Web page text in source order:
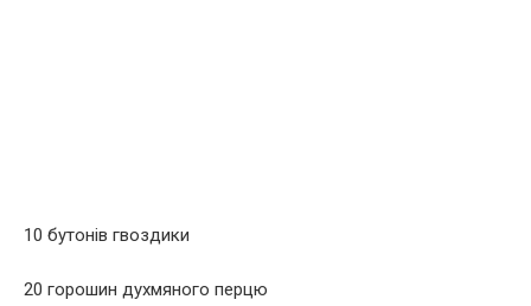
10 бутонів гвоздики
20 горошин духмяного перцю